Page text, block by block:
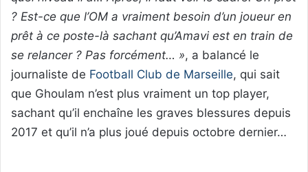
? Est-ce que l’OM a vraiment besoin d’un joueur en
prêt à ce poste-là sachant qu’Amavi est en train de
se relancer ? Pas forcément… », a balancé le
journaliste de Football Club de Marseille, qui sait
que Ghoulam n’est plus vraiment un top player,
sachant qu’il enchaîne les graves blessures depuis
2017 et qu’il n’a plus joué depuis octobre dernier…